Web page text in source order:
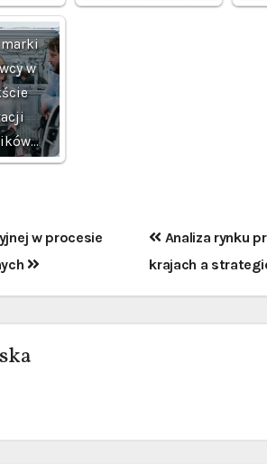
w
w procesie
Analiza rynku
krajach a